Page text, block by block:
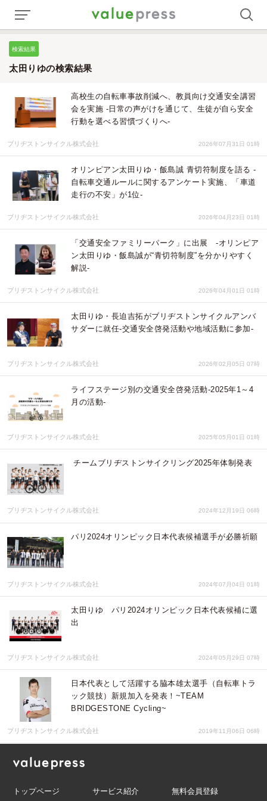
検索結果
太田りゆの検索結果
高校生の自転車事故削減へ、教員向け交通安全講習
会を実施 -日常の声がけを通じて、生徒が自ら安全
行動を選べる習慣づくりへ-
ブリヂストンサイクル株式会社 2026年07月31日 01時
オリンピアン太田りゆ・飯島誠 青切符制度を語る -
自転車交通ルールに関するアンケート実施、「車道
走行の不安」が1位-
ブリヂストンサイクル株式会社 2026年04月23日 01時
「交通安全ファミリーパーク」に出展 -オリンピア
ン太田りゆ・飯島誠が“青切符制度”を分かりやすく
解説-
ブリヂストンサイクル株式会社 2026年04月01日 01時
太田りゆ・長迫吉拓がブリヂストンサイクルアンバ
サダーに就任-交通安全啓発活動や地域活動に参加-
ブリヂストンサイクル株式会社 2026年02月05日 07時
ライフステージ別の交通安全啓発活動-2025年1～4
月の活動-
ブリヂストンサイクル株式会社 2025年05月01日 01時
チームブリヂストンサイクリング2025年体制発表
ブリヂストンサイクル株式会社 2024年12月19日 06時
パリ2024オリンピック日本代表候補選手が必勝祈願
ブリヂストンサイクル株式会社 2024年07月04日 01時
太田りゆ パリ2024オリンピック日本代表候補に選
出
ブリヂストンサイクル株式会社 2024年05月29日 07時
日本代表として活躍する脇本雄太選手（自転車トラ
ック競技）新規加入を発表！~TEAM
BRIDGESTONE Cycling~
ブリヂストンサイクル株式会社 2019年11月06日 06時
トップページ サービス紹介 無料会員登録